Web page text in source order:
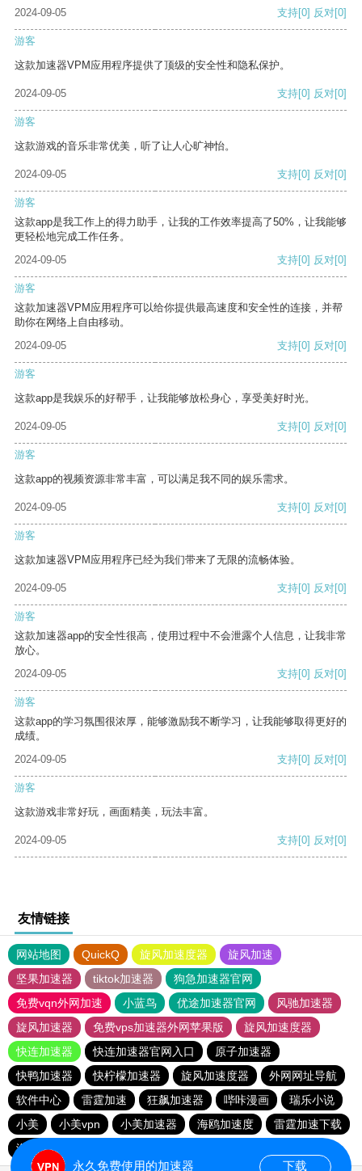
2024-09-05 支持[0] 反对[0]
游客
这款加速器VPM应用程序提供了顶级的安全性和隐私保护。
2024-09-05 支持[0] 反对[0]
游客
这款游戏的音乐非常优美，听了让人心旷神怡。
2024-09-05 支持[0] 反对[0]
游客
这款app是我工作上的得力助手，让我的工作效率提高了50%，让我能够
更轻松地完成工作任务。
2024-09-05
支持[0] 反对[0]
游客
这款加速器VPM应用程序可以给你提供最高速度和安全性的连接，并帮
助你在网络上自由移动。
2024-09-05
支持[0] 反对[0]
游客
这款app是我娱乐的好帮手，让我能够放松身心，享受美好时光。
2024-09-05 支持[0] 反对[0]
游客
这款app的视频资源非常丰富，可以满足我不同的娱乐需求。
2024-09-05 支持[0] 反对[0]
游客
这款加速器VPM应用程序已经为我们带来了无限的流畅体验。
2024-09-05 支持[0] 反对[0]
游客
这款加速器app的安全性很高，使用过程中不会泄露个人信息，让我非常
放心。
2024-09-05
支持[0] 反对[0]
游客
这款app的学习氛围很浓厚，能够激励我不断学习，让我能够取得更好的
成绩。
2024-09-05
支持[0] 反对[0]
游客
这款游戏非常好玩，画面精美，玩法丰富。
2024-09-05 支持[0] 反对[0]
友情链接
网站地图 QuickQ 旋风加速度器
旋风加速
坚果加速器
tiktok加速器
狗急加速器官网
免费vqn外网加速
小蓝鸟 优途加速器官网
风驰加速器
旋风加速器
免费vps加速器外网苹果版
旋风加速度器
快连加速器
快连加速器官网入口
原子加速器
快鸭加速器
快柠檬加速器 旋风加速度器
外网网址导航
软件中心
雷霆加速 狂飙加速器 哔咔漫画
瑞乐小说
小美
小美vpn 小美加速器 海鸥加速度
雷霆加速下载
海鸥加速器下载
永久免费使用的加速器 下载